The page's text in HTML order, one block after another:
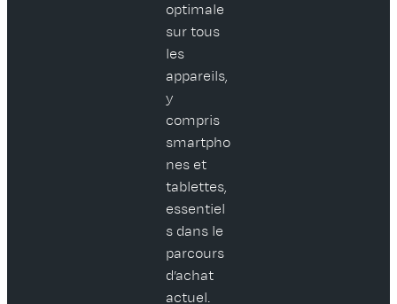
optimale
sur tous
les
appareils,
y
compris
smartpho
nes et
tablettes,
essentiel
s dans le
parcours
d’achat
actuel.